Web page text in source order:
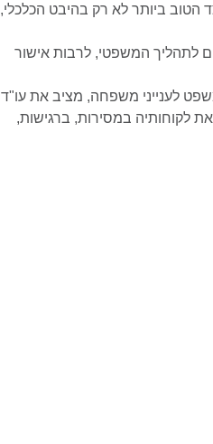
הטוב ביותר לא רק בהיבט הכלכלי,
לתהליך המשפטי, לרבות אישור
לענייני משפחה, מציב את עו"ד
לקוחותיה במסירות, ברגישות,